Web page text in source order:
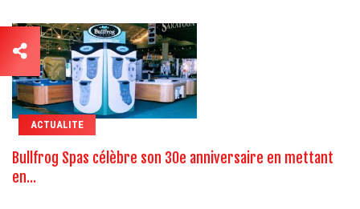
ACTUALITE
Bullfrog Spas célèbre son 30e anniversaire en mettant
en...